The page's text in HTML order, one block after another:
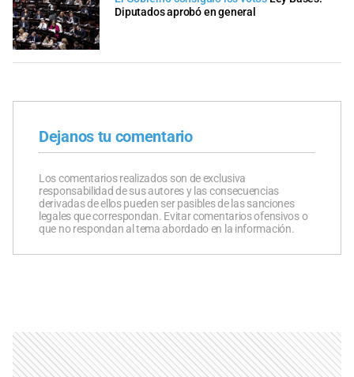
Diputados aprobó en general
Dejanos tu comentario
Los comentarios realizados son de exclusiva
responsabilidad de sus autores y las consecuencias
derivadas de ellos pueden ser pasibles de las sanciones
legales que correspondan. Evitar comentarios ofensivos o
que no respondan al tema abordado en la información.